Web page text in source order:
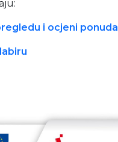
i ocjeni ponuda